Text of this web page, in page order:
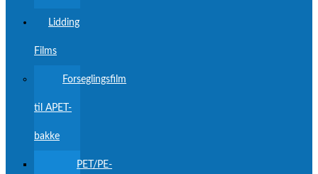
Lidding
Films
Forseglingsfilm
til APET-
bakke
PET/PE-